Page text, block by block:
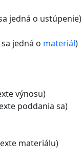
jedná o ustúpenie)
jedná o materiál)
výnosu)
poddania sa)
materiálu)